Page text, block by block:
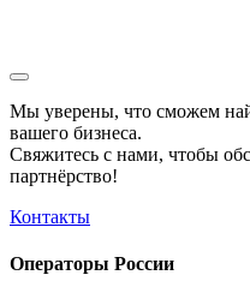
Мы уверены, что сможем
вашего бизнеса.
Свяжитесь с нами, чтобы
партнёрство!
Контакты
Операторы России